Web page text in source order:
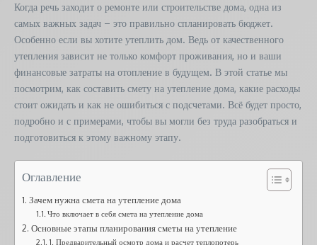
Когда речь заходит о ремонте или строительстве дома, одна из
самых важных задач – это правильно спланировать бюджет.
Особенно если вы хотите утеплить дом. Ведь от качественного
утепления зависит не только комфорт проживания, но и ваши
финансовые затраты на отопление в будущем. В этой статье мы
посмотрим, как составить смету на утепление дома, какие расходы
стоит ожидать и как не ошибиться с подсчетами. Всё будет просто,
подробно и с примерами, чтобы вы могли без труда разобраться и
подготовиться к этому важному этапу.
Оглавление
Зачем нужна смета на утепление дома
Что включает в себя смета на утепление дома
Основные этапы планирования сметы на утепление
1. Предварительный осмотр дома и расчет теплопотерь